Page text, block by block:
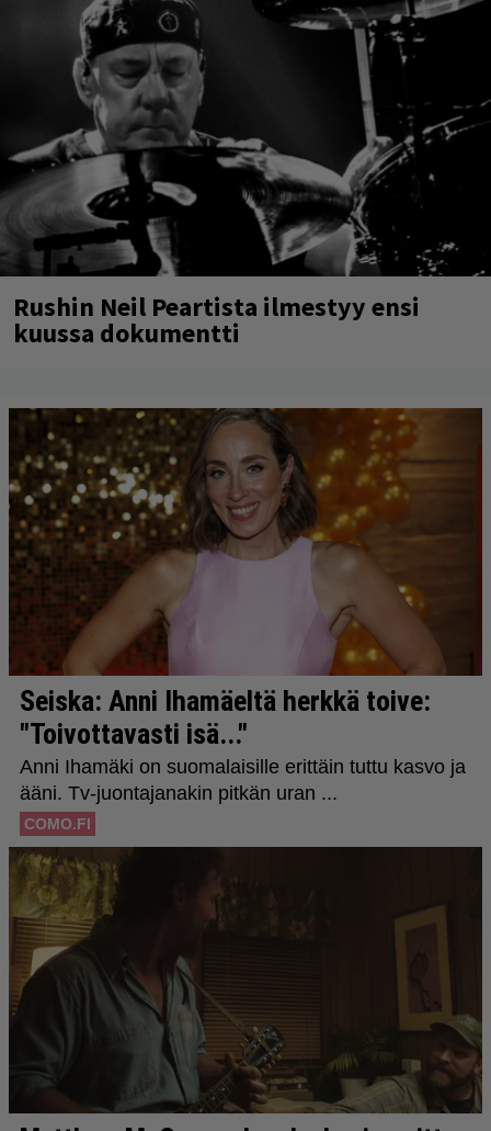
Rushin Neil Peartista ilmestyy ensi
kuussa dokumentti